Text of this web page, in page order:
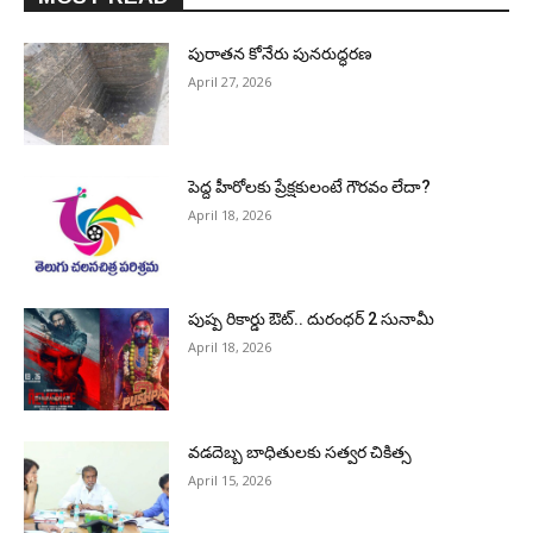
పురాత‌న కోనేరు పున‌రుద్ధ‌ర‌ణ
April 27, 2026
పెద్ద హీరోల‌కు ప్రేక్ష‌కులంటే గౌర‌వం లేదా?
April 18, 2026
పుష్ప రికార్డు ఔట్‌.. దురంధ‌ర్ 2 సునామీ
April 18, 2026
వడదెబ్బ బాధితులకు సత్వర చికిత్స
April 15, 2026